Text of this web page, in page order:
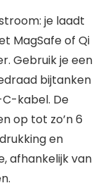
je laadt
MagSafe of Qi
Gebruik je een
bijtanken
kabel. De
op tot zo’n 6
en
afhankelijk van